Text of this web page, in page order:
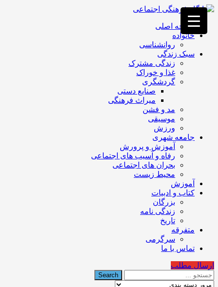
فصد
خون
غرب
تهران
خشکشویی
تصفیه
تهران
صفحه اصلی
خانواده
روانشناسی
سبک زندگی
زندگی مشترک
غذا و خوراک
گردشگری
صنایع دستی
میراث فرهنگی
مد و فشن
موسیقی
ورزش
جامعه شهری
آموزش و پرورش
رفاه و آسیب های اجتماعی
بحران های اجتماعی
محیط زیست
آموزش
کتاب و ادبیات
بزرگان
زندگی نامه
تاریخ
متفرقه
سرگرمی
تماس با ما
ارسال مطلب